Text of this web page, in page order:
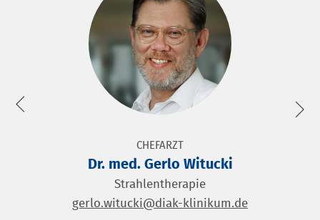
CHEFARZT
Dr. med. Gerlo Witucki
Strahlentherapie
gerlo.witucki@diak-klinikum.de